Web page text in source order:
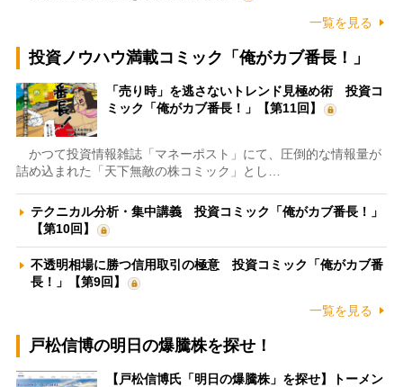
一覧を見る
投資ノウハウ満載コミック「俺がカブ番長！」
「売り時」を逃さないトレンド見極め術 投資コ
ミック「俺がカブ番長！」【第11回】
かつて投資情報雑誌「マネーポスト」にて、圧倒的な情報量が
詰め込まれた「天下無敵の株コミック」とし…
テクニカル分析・集中講義 投資コミック「俺がカブ番長！」
【第10回】
不透明相場に勝つ信用取引の極意 投資コミック「俺がカブ番
長！」【第9回】
一覧を見る
戸松信博の明日の爆騰株を探せ！
【戸松信博氏「明日の爆騰株」を探せ】トーメン